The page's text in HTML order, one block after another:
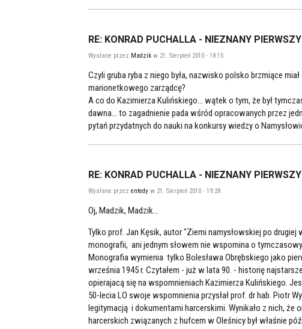
RE: KONRAD PUCHALLA - NIEZNANY
Wysłane przez Madzik w 21. Sierpień 2010 - 18:15
Czyli gruba ryba z niego była, nazwisko polsko brzmiące
marionetkowego zarządcę?
A co do Kazimierza Kulińskiego... wątek o tym, że był
dawna... to zagadnienie pada wśród opracowanych przez
pytań przydatnych do nauki na konkursy wiedzy o
RE: KONRAD PUCHALLA - NIEZNANY
Wysłane przez entedy w 21. Sierpień 2010 - 19:28
Oj, Madzik, Madzik...
Tylko prof. Jan Kęsik, autor "Ziemi namysłowskiej po
monografii, ani jednym słowem nie wspomina o
Monografia wymienia tylko Bolesława Obrębskiego jako
września 1945 r. Czytałem - już w lata 90. - historię
opierajacą się na wspomnieniach Kazimierza Kulińskiego.
50-lecia LO swoje wspomnienia przysłał prof. dr hab. Piotr
legitymacją i dokumentami harcerskimi. Wynikało z nich, że
harcerskich związanych z hufcem w Oleśnicy był właśnie